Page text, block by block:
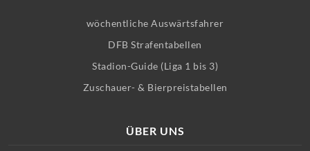
wöchentliche Auswärtsfahrer
DFB Strafentabellen
Stadion-Guide (Liga 1 bis 3)
Zuschauer- & Bierpreistabellen
ÜBER UNS